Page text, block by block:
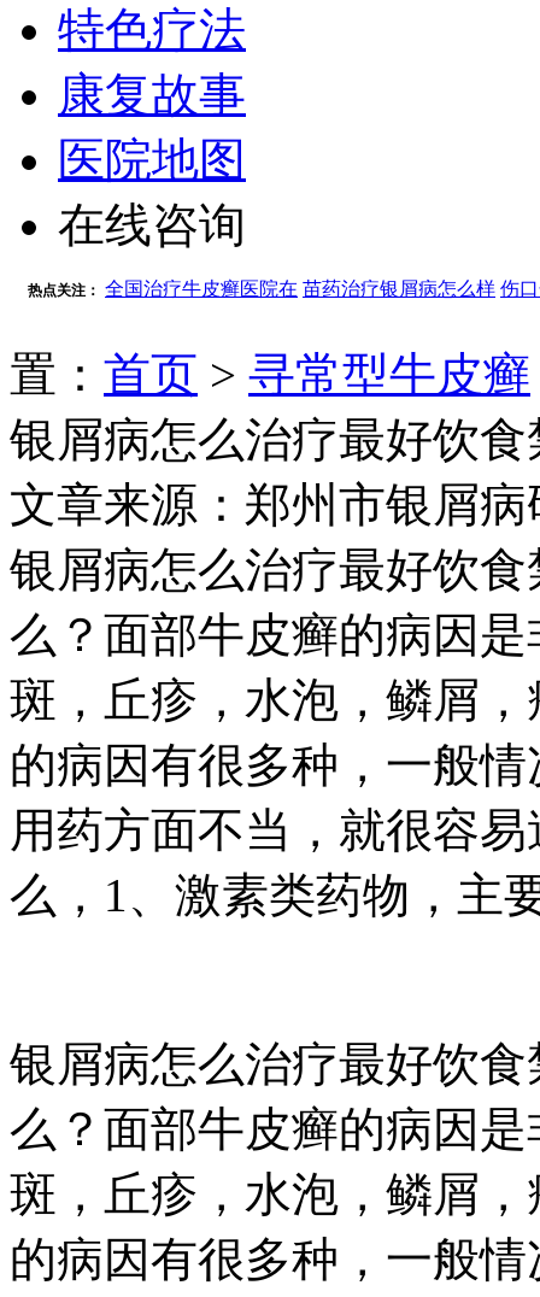
特色疗法
康复故事
医院地图
在线咨询
热点关注： 全国治疗牛皮癣医院在 苗药治疗银屑病怎么样 伤
置： 首页 > 寻常型牛皮癣
银屑病怎么治疗最好饮食
文章来源：郑州市银屑病
银屑病怎么治疗最好饮
么？面部牛皮癣的病因
斑，丘疹，水泡，鳞屑
的病因有很多种，一般
用药方面不当，就很容
么，1、激素类药物，主
银屑病怎么治疗最好饮
么？面部牛皮癣的病因
斑，丘疹，水泡，鳞屑
的病因有很多种，一般